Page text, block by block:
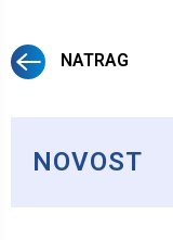
NATRAG
NOVOST